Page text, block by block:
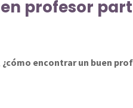
profesor
¿cómo encontrar un buen